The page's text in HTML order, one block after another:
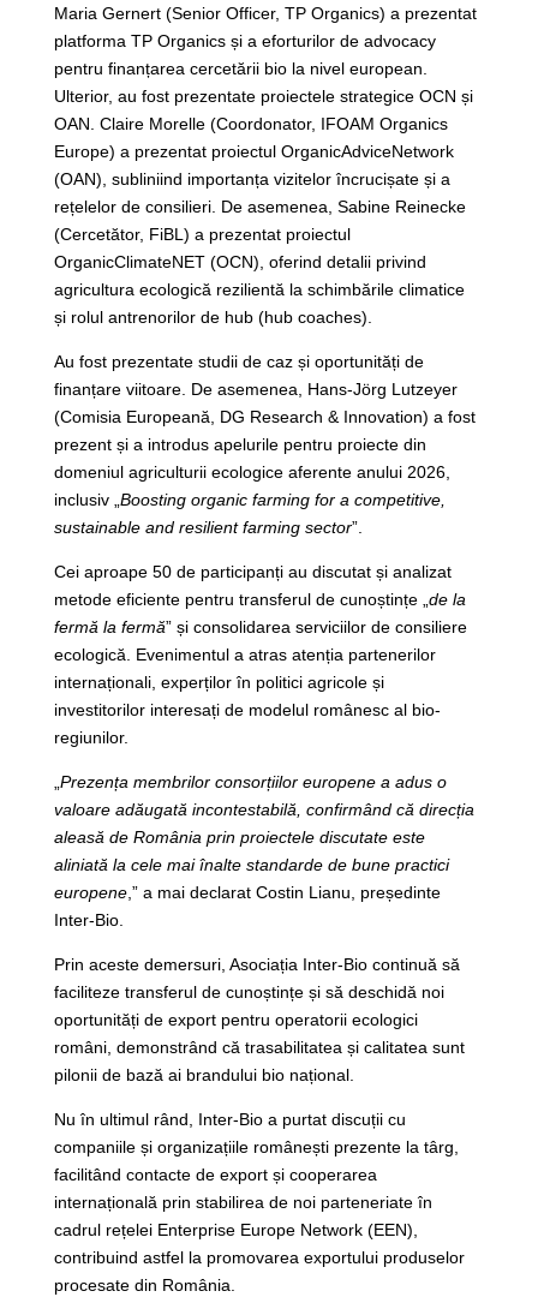
Maria Gernert (Senior Officer, TP Organics) a prezentat
platforma TP Organics și a eforturilor de advocacy
pentru finanțarea cercetării bio la nivel european.
Ulterior, au fost prezentate proiectele strategice OCN și
OAN. Claire Morelle (Coordonator, IFOAM Organics
Europe) a prezentat proiectul OrganicAdviceNetwork
(OAN), subliniind importanța vizitelor încrucișate și a
rețelelor de consilieri. De asemenea, Sabine Reinecke
(Cercetător, FiBL) a prezentat proiectul
OrganicClimateNET (OCN), oferind detalii privind
agricultura ecologică rezilientă la schimbările climatice
și rolul antrenorilor de hub (hub coaches).
Au fost prezentate studii de caz și oportunități de
finanțare viitoare. De asemenea, Hans-Jörg Lutzeyer
(Comisia Europeană, DG Research & Innovation) a fost
prezent și a introdus apelurile pentru proiecte din
domeniul agriculturii ecologice aferente anului 2026,
inclusiv „ Boosting organic farming for a competitive,
sustainable and resilient farming sector”.
Cei aproape 50 de participanți au discutat și analizat
metode eficiente pentru transferul de cunoștințe „ de la
fermă la fermă” și consolidarea serviciilor de consiliere
ecologică. Evenimentul a atras atenția partenerilor
internaționali, experților în politici agricole și
investitorilor interesați de modelul românesc al bio-
regiunilor.
Prezența membrilor consorțiilor europene a adus o
valoare adăugată incontestabilă, confirmând că direcția
aleasă de România prin proiectele discutate este
aliniată la cele mai înalte standarde de bune practici
europene,” a mai declarat Costin Lianu, președinte
Inter-Bio.
Prin aceste demersuri, Asociația Inter-Bio continuă să
faciliteze transferul de cunoștințe și să deschidă noi
oportunități de export pentru operatorii ecologici
români, demonstrând că trasabilitatea și calitatea sunt
pilonii de bază ai brandului bio național.
Nu în ultimul rând, Inter-Bio a purtat discuții cu
companiile și organizațiile românești prezente la târg,
facilitând contacte de export și cooperarea
internațională prin stabilirea de noi parteneriate în
cadrul rețelei Enterprise Europe Network (EEN),
contribuind astfel la promovarea exportului produselor
procesate din România.